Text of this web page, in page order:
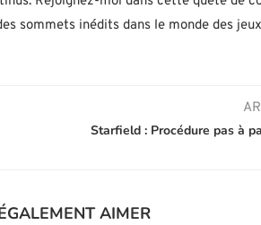
sommets inédits dans le monde des
Starfield : Procédure pas à
AIMER